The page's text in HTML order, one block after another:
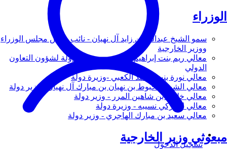
الوزراء
سمو الشيخ عبدالله بن زايد آل نهيان - نائب رئيس مجلس الوزراء
ووزير الخارجية
معالي ريم بنت إبراهيم الهاشمي - وزيرة دولة لشؤون التعاون
الدولي
معالي نورة بنت محمد الكعبي -وزيرة دولة
معالي الشيخ شخبوط بن نهيان بن مبارك آل نهيان - وزير دولة
معالي خليفة بن شاهين المرر - وزير دولة
معالي لانا زكي نسيبه - وزيرة دولة
معالي سعيد بن مبارك الهاجري - وزير دولة
مبعوثي وزير الخارجية
تسجيل الدخول